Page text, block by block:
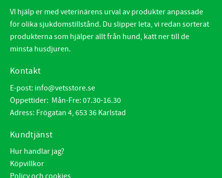
VI hjälp er med veterinärens urval av produkter anpassade
för olika sjukdomstillstånd. Du slipper leta, vi redan sorterat
produkterna som hjälper allt från hund, katt ner till de
minsta husdjuren.
Kontakt
E-post: info@vetsstore.se
Öppettider: Mån-Fre: 07.30-16.30
Adress: Frögatan 4, 653 36 Karlstad
Kundtjänst
Hur handlar jag?
Köpvillkor